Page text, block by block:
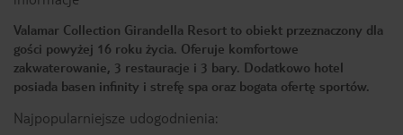
Valamar Collection Girandella Resort to obiekt przeznaczony dla
gości powyżej 16 roku życia. Oferuje komfortowe
zakwaterowanie, 3 restauracje i 3 bary. Dodatkowo hotel
posiada basen infinity i strefę spa oraz bogata ofertę sportów.
Najpopularniejsze udogodnienia: